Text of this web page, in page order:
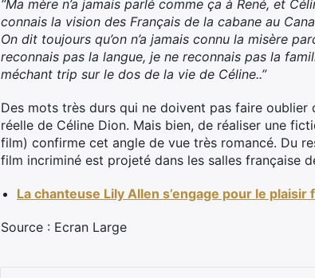
“Ma mère n’a jamais parlé comme ça à René, et
connais la vision des Français de la cabane au
On dit toujours qu’on n’a jamais connu la misère
reconnais pas la langue, je ne reconnais pas la
méchant trip sur le dos de la vie de Céline..”
Des mots très durs qui ne doivent pas faire oublier
réelle de Céline Dion. Mais bien, de réaliser une
film) confirme cet angle de vue très romancé. Du
film incriminé est projeté dans les salles française
La chanteuse Lily Allen s’engage pour le plaisir
Source : Ecran Large